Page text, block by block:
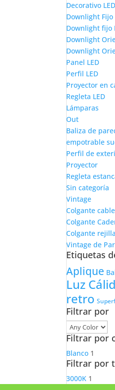
Decorativo LED
Downlight Fijo
Downlight fijo
Downlight
Downlight
Panel LED
Perfil LED
Proyector en
Regleta LED
Lámparas
Out
Baliza de
empotrable
Perfil de
Proyector
Regleta
Sin categoría
Vintage
Colgante cable
Colgante
Colgante rejilla
Vintage de
Etiquetas
Aplique
Luz
retro
Filtrar por
Filtrar por
Blanco 1
Filtrar por
3000K 1